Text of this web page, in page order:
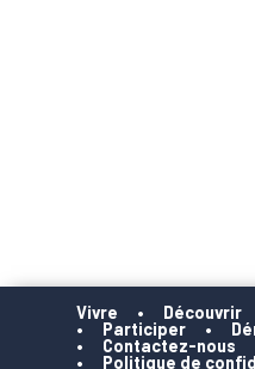
Vivre Découvrir
Participer
Contactez-nous
Politique de